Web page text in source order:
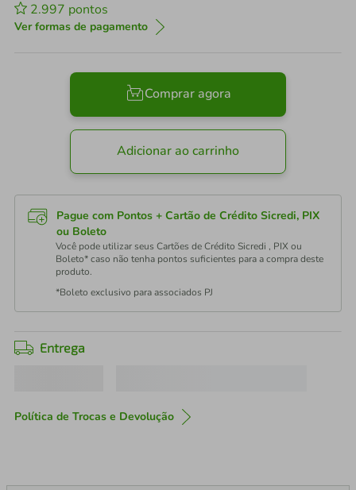
2.997 pontos
Ver formas de pagamento
Comprar agora
Adicionar ao carrinho
Pague com Pontos + Cartão de Crédito Sicredi, PIX
ou Boleto
Você pode utilizar seus Cartões de Crédito Sicredi , PIX ou
Boleto* caso não tenha pontos suficientes para a compra deste
produto.
*Boleto exclusivo para associados PJ
Entrega
Política de Trocas e Devolução